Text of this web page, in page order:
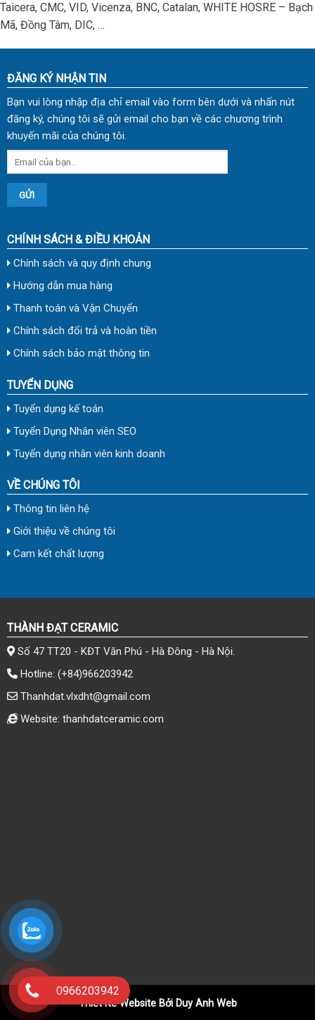
Taicera, CMC, VID, Vicenza, BNC, Catalan, WHITE HOSRE – Bạch
Mã, Đồng Tâm, DIC, …
ĐĂNG KÝ NHẬN TIN
Bạn vui lòng nhập địa chỉ email vào form bên dưới và nhấn nút
đăng ký, chúng tôi sẽ gửi email cho bạn về các chương trình
khuyến mãi của chúng tôi.
CHÍNH SÁCH & ĐIỀU KHOẢN
Chính sách và quy định chung
Hướng dẫn mua hàng
Thanh toán và Vận Chuyển
Chính sách đổi trả và hoàn tiền
Chính sách bảo mật thông tin
TUYỂN DỤNG
Tuyển dụng kế toán
Tuyển Dụng Nhân viên SEO
Tuyển dụng nhân viên kinh doanh
VỀ CHÚNG TÔI
Thông tin liên hệ
Giới thiệu về chúng tôi
Cam kết chất lượng
THÀNH ĐẠT CERAMIC
Số 47 TT20 - KĐT Văn Phú - Hà Đông - Hà Nội.
Hotline: (+84)966203942
Thanhdat.vlxdht@gmail.com
Website: thanhdatceramic.com
0966203942
Thiết Kế Website Bởi Duy Anh Web